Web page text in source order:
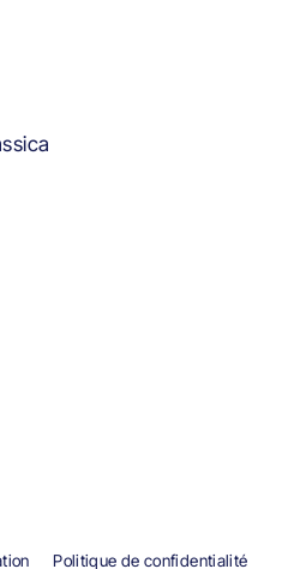
Politique de confidentialité